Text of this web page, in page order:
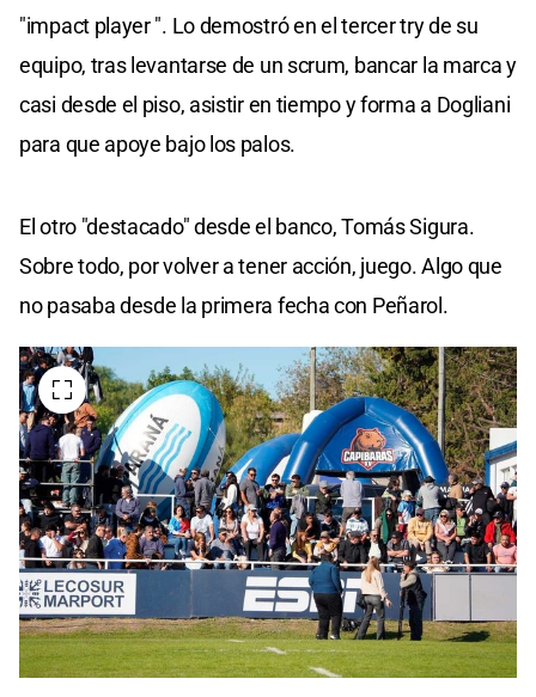
"impact player ". Lo demostró en el tercer try de su
equipo, tras levantarse de un scrum, bancar la marca y
casi desde el piso, asistir en tiempo y forma a Dogliani
para que apoye bajo los palos.
El otro "destacado" desde el banco, Tomás Sigura.
Sobre todo, por volver a tener acción, juego. Algo que
no pasaba desde la primera fecha con Peñarol.